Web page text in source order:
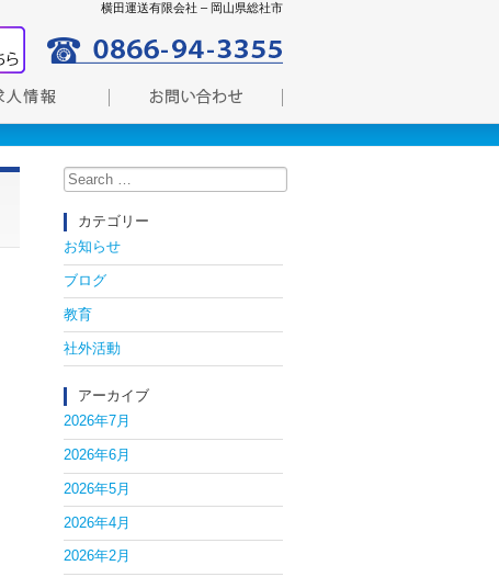
横田運送有限会社 – 岡山県総社市
Search
for:
カテゴリー
お知らせ
ブログ
教育
社外活動
アーカイブ
2026年7月
2026年6月
2026年5月
2026年4月
2026年2月